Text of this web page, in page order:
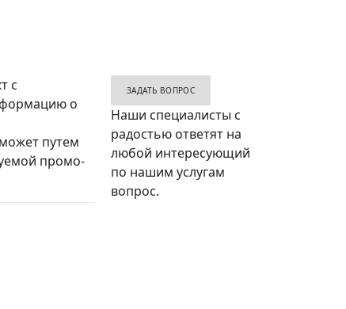
ЗАДАТЬ ВОПРОС
Наши специалисты с
радостью ответят на
любой интересующий
по нашим услугам
вопрос.
с
о
путем
промо-